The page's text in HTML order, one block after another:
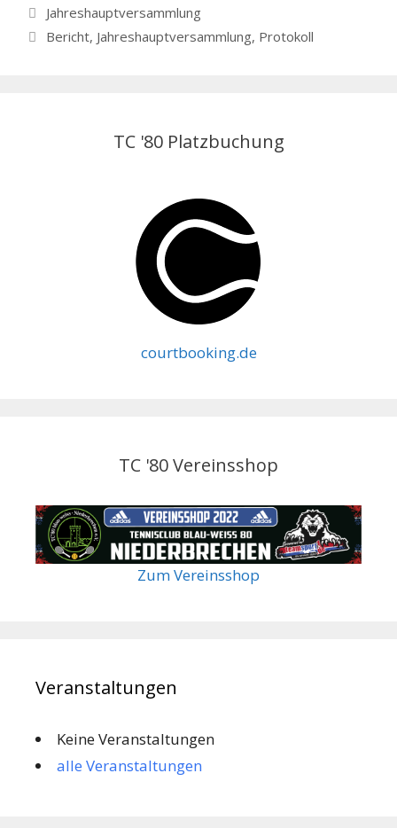
Kategorien
Jahreshauptversammlung
Schlagwörter
Bericht, Jahreshauptversammlung, Protokoll
TC '80 Platzbuchung
courtbooking.de
TC '80 Vereinsshop
Zum Vereinsshop
Veranstaltungen
Keine Veranstaltungen
alle Veranstaltungen